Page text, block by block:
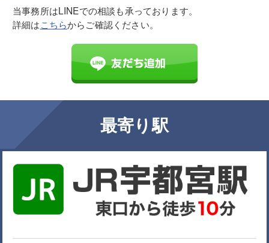
当事務所はLINEでの相談も承っております。
詳細はこちらからご確認ください。
最寄り駅